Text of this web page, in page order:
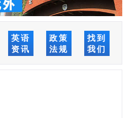
英语
资讯
政策
法规
找到
我们